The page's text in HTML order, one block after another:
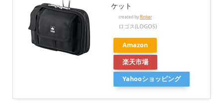
ケット
created byRinker
ロゴス(LOGOS)
Amazon
楽天市場
Yahooショッピング